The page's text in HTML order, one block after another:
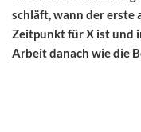
schläft, wann der erste
Zeitpunkt für X ist und
Arbeit danach wie die